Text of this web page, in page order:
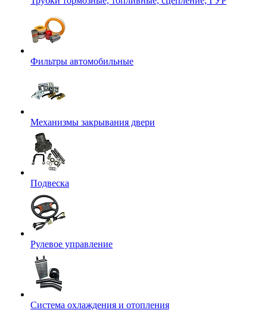
Фильтры автомобильные
Механизмы закрывания двери
Подвеска
Рулевое управление
Система охлаждения и отопления